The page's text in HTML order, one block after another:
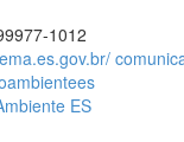
1012
ES